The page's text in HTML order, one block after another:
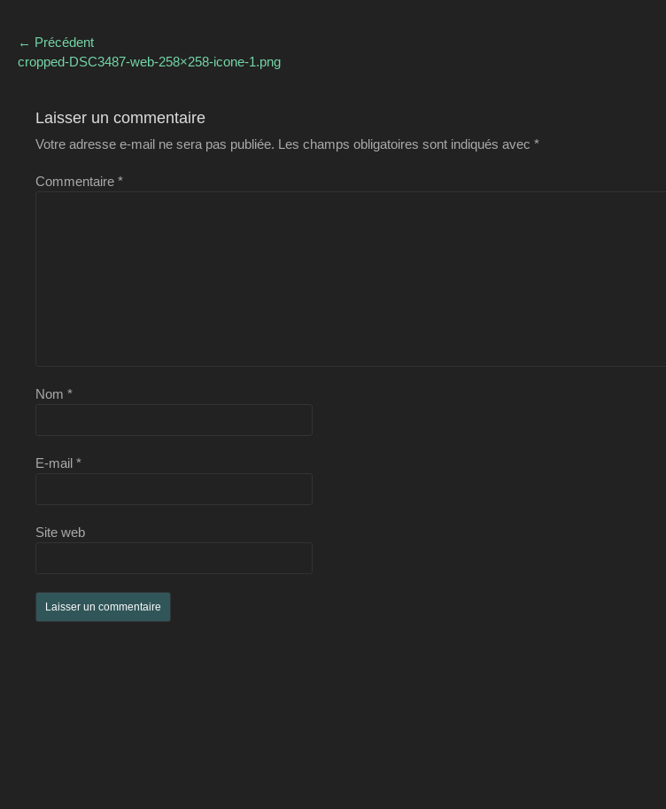
Navigation
de
← Précédent
Article
cropped-DSC3487-web-258×258-icone-1.png
Laisser un commentaire
Votre adresse e-mail ne sera pas publiée. Les champs obligatoires sont indiqués avec *
Commentaire *
Nom *
E-mail *
Site web